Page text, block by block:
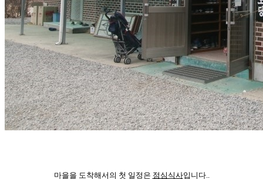
마을을 도착해서의 첫 일정은 점심식사입니다..